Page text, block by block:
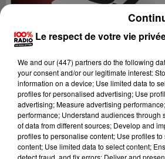
Lecture (1 min 15 sec)
Le respect de votre vie
We and our (447) partnersdo the following
your consent and/or our legitimate interest:
information on a device; Use limited data to
profiles for personalised advertising; Use
advertising; Measure advertising
performance; Understand audiences through
of data from different sources; Develop and
profiles to personalise content; Use profiles
content; Use limited data to select content;
detect fraud, and fix errors; Deliver and